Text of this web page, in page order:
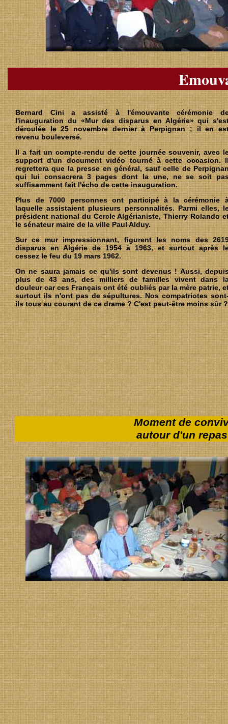
Bernard Cini a assisté à l'émouvante cérémonie
l'inauguration du «Mur des disparus en Algérie» qui
déroulée le 25 novembre dernier à Perpignan ; il en
revenu bouleversé.
Il a fait un compte-rendu de cette journée souvenir, avec
support d'un document vidéo tourné à cette occasion.
regrettera que la presse en général, sauf celle de
qui lui consacrera 3 pages dont la une, ne se soit
suffisamment fait l'écho de cette inauguration.
Plus de 7000 personnes ont participé à la cérémonie
laquelle assistaient plusieurs personnalités. Parmi elles,
président national du Cercle Algérianiste, Thierry Rolando
le sénateur maire de la ville Paul Alduy.
Sur ce mur impressionnant, figurent les noms des
disparus en Algérie de 1954 à 1963, et surtout après
cessez le feu du 19 mars 1962.
On ne saura jamais ce qu'ils sont devenus ! Aussi,
plus de 43 ans, des milliers de familles vivent dans
douleur car ces Français ont été oubliés par la mère patrie,
surtout ils n'ont pas de sépultures. Nos compatriotes
ils tous au courant de ce drame ? C'est peut-être moins sûr ?
Moment de
autour d'un